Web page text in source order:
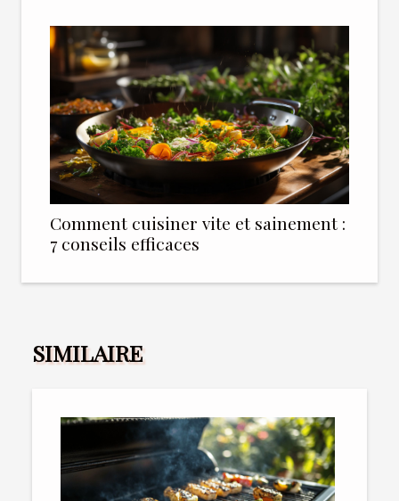
Comment cuisiner vite et sainement :
7 conseils efficaces
SIMILAIRE